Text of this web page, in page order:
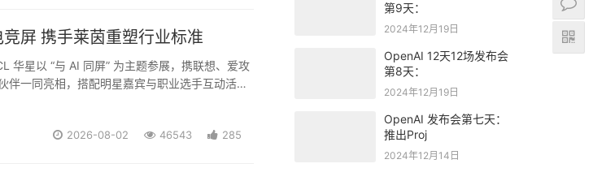
屏 携手莱茵重塑行业标准
华星以 “与 AI 同屏” 为主题参展，携联想、爱攻
伴一同亮相，搭配明星嘉宾与职业选手互动活
2026-08-02 46543 285
第9天：
2024年12月19日
OpenAI 12天12场发布会
第8天：
2024年12月19日
OpenAI 发布会第七天：
推出Proj
2024年12月14日